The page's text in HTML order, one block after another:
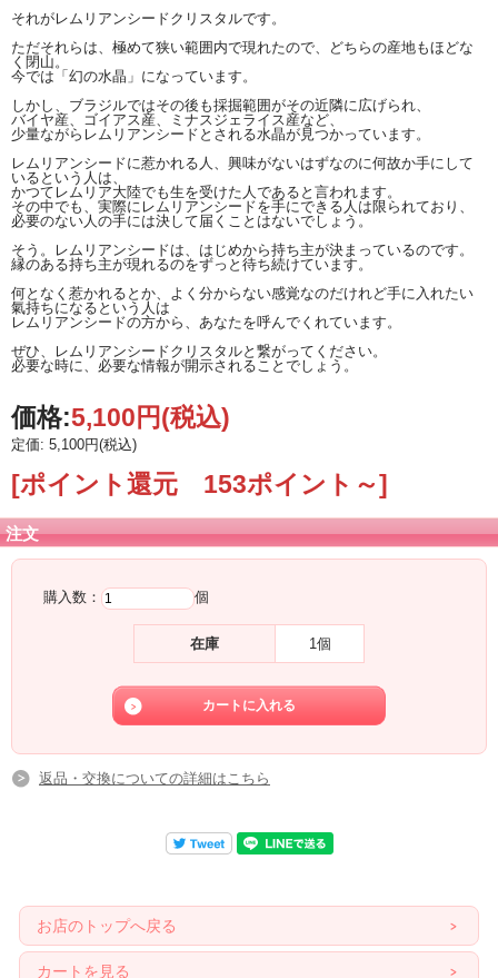
それがレムリアンシードクリスタルです。
ただそれらは、極めて狭い範囲内で現れたので、どちらの産地もほどな
く閉山。
今では「幻の水晶」になっています。
しかし、ブラジルではその後も採掘範囲がその近隣に広げられ、
バイヤ産、ゴイアス産、ミナスジェライス産など、
少量ながらレムリアンシードとされる水晶が見つかっています。
レムリアンシードに惹かれる人、興味がないはずなのに何故か手にして
いるという人は、
かつてレムリア大陸でも生を受けた人であると言われます。
その中でも、実際にレムリアンシードを手にできる人は限られており、
必要のない人の手には決して届くことはないでしょう。
そう。レムリアンシードは、はじめから持ち主が決まっているのです。
縁のある持ち主が現れるのをずっと待ち続けています。
何となく惹かれるとか、よく分からない感覚なのだけれど手に入れたい
氣持ちになるという人は
レムリアンシードの方から、あなたを呼んでくれています。
ぜひ、レムリアンシードクリスタルと繋がってください。
必要な時に、必要な情報が開示されることでしょう。
価格:5,100円(税込)
定価: 5,100円(税込)
[ポイント還元 153ポイント～]
注文
購入数： 個
在庫 1個
返品・交換についての詳細はこちら
お店のトップへ戻る
カートを見る